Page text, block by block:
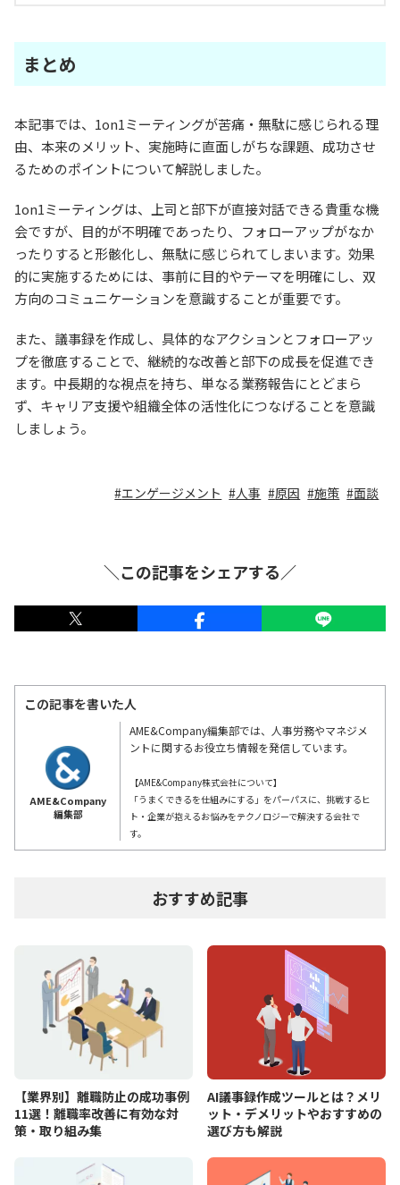
まとめ
本記事では、1on1ミーティングが苦痛・無駄に感じられる理
由、本来のメリット、実施時に直面しがちな課題、成功させ
るためのポイントについて解説しました。
1on1ミーティングは、上司と部下が直接対話できる貴重な機
会ですが、目的が不明確であったり、フォローアップがなか
ったりすると形骸化し、無駄に感じられてしまいます。効果
的に実施するためには、事前に目的やテーマを明確にし、双
方向のコミュニケーションを意識することが重要です。
また、議事録を作成し、具体的なアクションとフォローアッ
プを徹底することで、継続的な改善と部下の成長を促進でき
ます。中長期的な視点を持ち、単なる業務報告にとどまら
ず、キャリア支援や組織全体の活性化につなげることを意識
しましょう。
エンゲージメント 人事 原因 施策 面談
＼この記事をシェアする／
この記事を書いた人
AME&Company
編集部
AME&Company編集部では、人事労務やマネジメ
ントに関するお役立ち情報を発信しています。
【AME&Company株式会社について】
「うまくできるを仕組みにする」をパーパスに、挑戦するヒ
ト・企業が抱えるお悩みをテクノロジーで解決する会社で
す。
おすすめ記事
【業界別】離職防止の成功事例
11選！離職率改善に有効な対
策・取り組み集
AI議事録作成ツールとは？メリ
ット・デメリットやおすすめの
選び方も解説